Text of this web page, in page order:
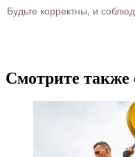
Будьте корректны, и
Смотрите также